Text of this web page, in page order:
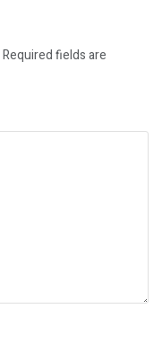
Required fields are